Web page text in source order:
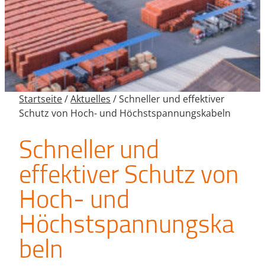
Startseite/Aktuelles /Schneller und effektiver
Schutz von Hoch- und Höchstspannungskabeln
Schneller und
effektiver Schutz von
Hoch- und
Höchstspannungska
beln